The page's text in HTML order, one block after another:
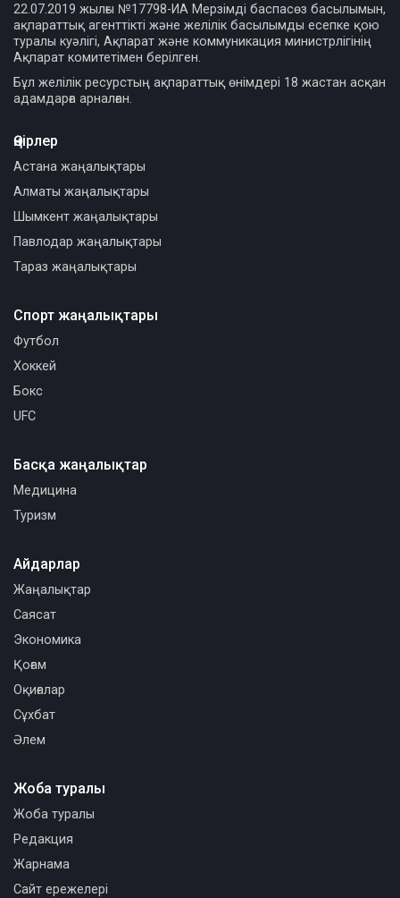
22.07.2019 жылғы №17798-ИА Мерзімді баспасөз басылымын,
ақпараттық агенттікті және желілік басылымды есепке қою
туралы куәлігі, Ақпарат және коммуникация министрлігінің
Ақпарат комитетімен берілген.
Бұл желілік ресурстың ақпараттық өнімдері 18 жастан асқан
адамдарға арналған.
Өңірлер
Астана жаңалықтары
Алматы жаңалықтары
Шымкент жаңалықтары
Павлодар жаңалықтары
Тараз жаңалықтары
Спорт жаңалықтары
Футбол
Хоккей
Бокс
UFC
Басқа жаңалықтар
Медицина
Туризм
Айдарлар
Жаңалықтар
Саясат
Экономика
Қоғам
Оқиғалар
Сұхбат
Әлем
Жоба туралы
Жоба туралы
Редакция
Жарнама
Сайт ережелері